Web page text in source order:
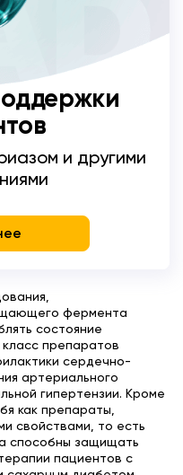
и другими
фермента
состояние
препаратов
сердечно-
артериального
гипертензии. Кроме
как препараты,
свойствами, то есть
способны защищать
пациентов с